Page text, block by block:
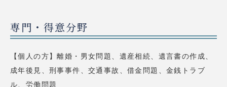
専門・得意分野
【個人の方】離婚・男女問題、遺産相続、遺言書の作成、
成年後見、刑事事件、交通事故、借金問題、金銭トラブ
ル、労働問題